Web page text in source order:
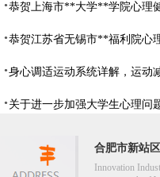
合肥市新站
Innovation